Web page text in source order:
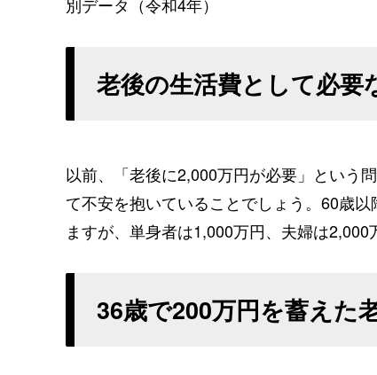
老後の生活費として必要
以前、「老後に2,000万円が必要」という
て不安を抱いていることでしょう。60歳
ますが、単身者は1,000万円、夫婦は2,000
36歳で200万円を蓄えた